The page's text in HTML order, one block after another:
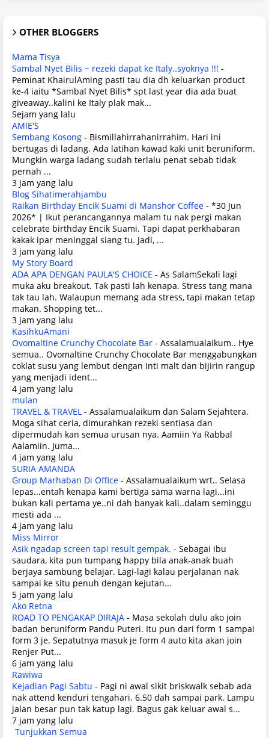
OTHER BLOGGERS
Mama Tisya
Sambal Nyet Bilis ~ rezeki dapat ke Italy..syoknya !!! -
Peminat KhairulAming pasti tau dia dh keluarkan product
ke-4 iaitu *Sambal Nyet Bilis* spt last year dia ada buat
giveaway..kalini ke Italy plak mak...
Sejam yang lalu
AMIE'S
Sembang Kosong - Bismillahirrahanirrahim. Hari ini
bertugas di ladang. Ada latihan kawad kaki unit beruniform.
Mungkin warga ladang sudah terlalu penat sebab tidak
pernah ...
3 jam yang lalu
Blog Sihatimerahjambu
Raikan Birthday Encik Suami di Manshor Coffee - *30 Jun
2026* | Ikut perancangannya malam tu nak pergi makan
celebrate birthday Encik Suami. Tapi dapat perkhabaran
kakak ipar meninggal siang tu. Jadi, ...
3 jam yang lalu
My Story Board
ADA APA DENGAN PAULA'S CHOICE - As SalamSekali lagi
muka aku breakout. Tak pasti lah kenapa. Stress tang mana
tak tau lah. Walaupun memang ada stress, tapi makan tetap
makan. Shopping tet...
3 jam yang lalu
KasihkuAmani
Ovomaltine Crunchy Chocolate Bar - Assalamualaikum.. Hye
semua.. Ovomaltine Crunchy Chocolate Bar menggabungkan
coklat susu yang lembut dengan inti malt dan bijirin rangup
yang menjadi ident...
4 jam yang lalu
mulan
TRAVEL & TRAVEL - Assalamualaikum dan Salam Sejahtera.
Moga sihat ceria, dimurahkan rezeki sentiasa dan
dipermudah kan semua urusan nya. Aamiin Ya Rabbal
Aalamiin. Juma...
4 jam yang lalu
SURIA AMANDA
Group Marhaban Di Office - Assalamualaikum wrt.. Selasa
lepas...entah kenapa kami bertiga sama warna lagi...ini
bukan kali pertama ye..ni dah banyak kali..dalam seminggu
mesti ada ...
4 jam yang lalu
Miss Mirror
Asik ngadap screen tapi result gempak. - Sebagai ibu
saudara, kita pun tumpang happy bila anak-anak buah
berjaya sambung belajar. Lagi-lagi kalau perjalanan nak
sampai ke situ penuh dengan kejutan...
5 jam yang lalu
Ako Retna
ROAD TO PENGAKAP DIRAJA - Masa sekolah dulu ako join
badan beruniform Pandu Puteri. Itu pun dari form 1 sampai
form 3 je. Sepatutnya masuk je form 4 auto kita akan join
Renjer Put...
6 jam yang lalu
Rawiwa
Kejadian Pagi Sabtu - Pagi ni awal sikit briskwalk sebab ada
nak attend kenduri tengahari. 6.50 dah sampai park. Lampu
jalan besar pun tak katup lagi. Bagus gak keluar awal s...
7 jam yang lalu
Tunjukkan Semua